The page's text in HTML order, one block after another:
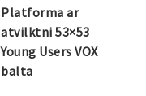
Platforma ar
atvilktni 53×53
Young Users VOX
balta